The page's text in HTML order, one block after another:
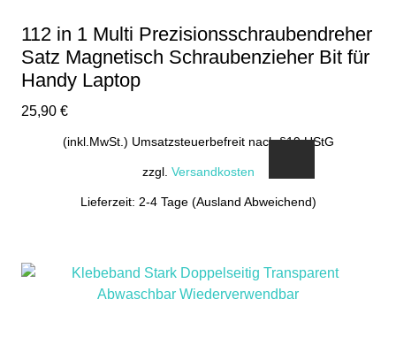
112 in 1 Multi Prezisionsschraubendreher
Satz Magnetisch Schraubenzieher Bit für
Handy Laptop
25,90 €
(inkl.MwSt.) Umsatzsteuerbefreit nach §19 UStG
zzgl. Versandkosten
Lieferzeit: 2-4 Tage (Ausland Abweichend)